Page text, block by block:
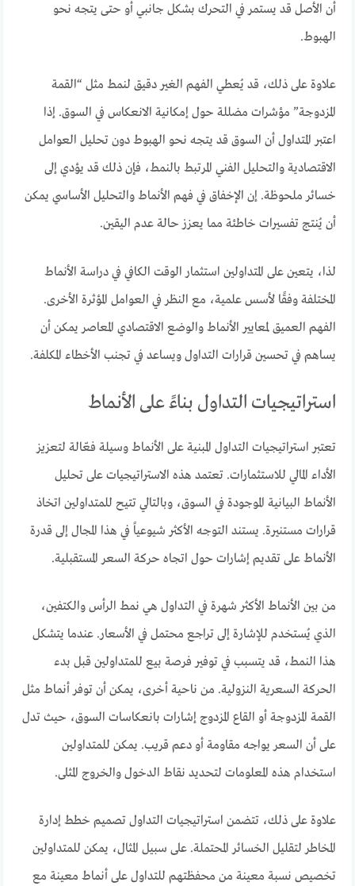
أن الأصل قد يستمر في التحرك بشكل جانبي أو حتى يتجه نحو
الهبوط.
علاوة على ذلك، قد يُعطي الفهم الغير دقيق لنمط مثل “القمة
المزدوجة” مؤشرات مضللة حول إمكانية الانعكاس في السوق. إذا
اعتبر المتداول أن السوق قد يتجه نحو الهبوط دون تحليل العوامل
الاقتصادية والتحليل الفني المرتبط بالنمط، فإن ذلك قد يؤدي إلى
خسائر ملحوظة. إن الإخفاق في فهم الأنماط والتحليل الأساسي يمكن
أن يُنتج تفسيرات خاطئة مما يعزز حالة عدم اليقين.
لذا، يتعين على المتداولين استثمار الوقت الكافي في دراسة الأنماط
المختلفة وفقًا لأسس علمية، مع النظر في العوامل المؤثرة الأخرى.
الفهم العميق لمعايير الأنماط والوضع الاقتصادي المعاصر يمكن أن
يساهم في تحسين قرارات التداول ويساعد في تجنب الأخطاء المكلفة.
استراتيجيات التداول بناءً على الأنماط
تعتبر استراتيجيات التداول المبنية على الأنماط وسيلة فعّالة لتعزيز
الأداء المالي للاستثمارات. تعتمد هذه الاستراتيجيات على تحليل
الأنماط البيانية الموجودة في السوق، وبالتالي تتيح للمتداولين اتخاذ
قرارات مستنيرة. يستند التوجه الأكثر شيوعياً في هذا المجال إلى قدرة
الأنماط على تقديم إشارات حول اتجاه حركة السعر المستقبلية.
من بين الأنماط الأكثر شهرة في التداول هي نمط الرأس والكتفين،
الذي يُستخدم للإشارة إلى تراجع محتمل في الأسعار. عندما يتشكل
هذا النمط، قد يتسبب في توفير فرصة بيع للمتداولين قبل بدء
الحركة السعرية النزولية. من ناحية أخرى، يمكن أن توفر أنماط مثل
القمة المزدوجة أو القاع المزدوج إشارات بانعكاسات السوق، حيث تدل
على أن السعر يواجه مقاومة أو دعم قريب. يمكن للمتداولين
استخدام هذه المعلومات لتحديد نقاط الدخول والخروج المثلى.
علاوة على ذلك، تتضمن استراتيجيات التداول تصميم خطط إدارة
المخاطر لتقليل الخسائر المحتملة. على سبيل المثال، يمكن للمتداولين
تخصيص نسبة معينة من محفظتهم للتداول على أنماط معينة مع